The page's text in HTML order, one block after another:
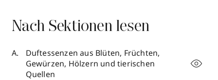
Nach Sektionen lesen
Duftessenzen aus Blüten, Früchten,
Gewürzen, Hölzern und tierischen
Quellen